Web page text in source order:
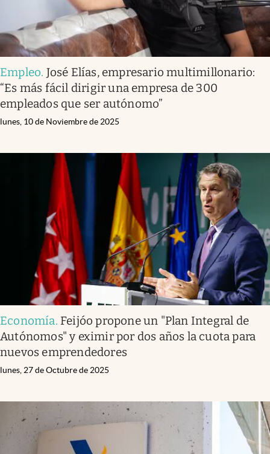
Empleo. José Elías, empresario multimillonario:
“Es más fácil dirigir una empresa de 300
empleados que ser autónomo”
lunes, 10 de Noviembre de 2025
Economía. Feijóo propone un "Plan Integral de
Autónomos" y eximir por dos años la cuota para
nuevos emprendedores
lunes, 27 de Octubre de 2025